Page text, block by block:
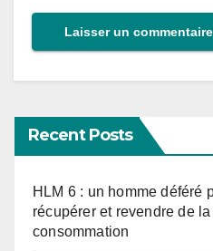
Recent Posts
HLM 6 : un homme déféré
récupérer et revendre de
consommation